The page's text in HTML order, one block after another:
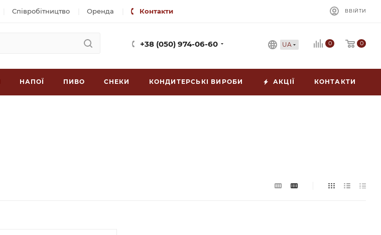
Співробітництво Оренда Контакти ВВІЙТИ
+38 (050) 974-06-60 UA 0 0
НАПОЇ ПИВО СНЕКИ КОНДИТЕРСЬКІ ВИРОБИ АКЦІЇ КОНТАКТИ